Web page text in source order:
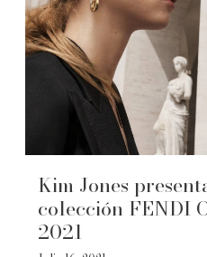
Kim Jones
colección FENDI
2021